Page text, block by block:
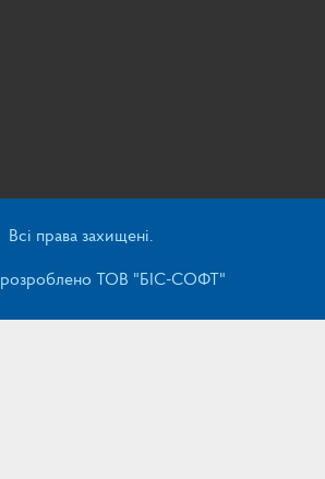
Всі права захищені.
розроблено ТОВ "БІС-СОФТ"